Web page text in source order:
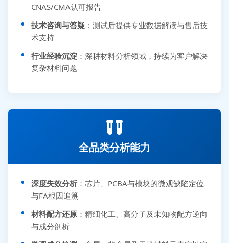
CNAS/CMA认可报告
技术咨询与答疑 ：测试后提供专业数据解读与售后技
术支持
行业经验沉淀 ：深耕材料分析领域，持续为客户解决
复杂材料问题
全品类分析能力
深度失效分析 ：芯片、PCBA与模块的微观缺陷定位
与FA根因追溯
材料配方还原 ：精细化工、高分子及未知物配方逆向
与成分剖析